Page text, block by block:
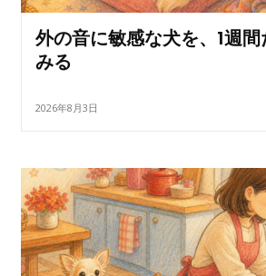
外の音に敏感な犬を、1週
みる
2026年8月3日